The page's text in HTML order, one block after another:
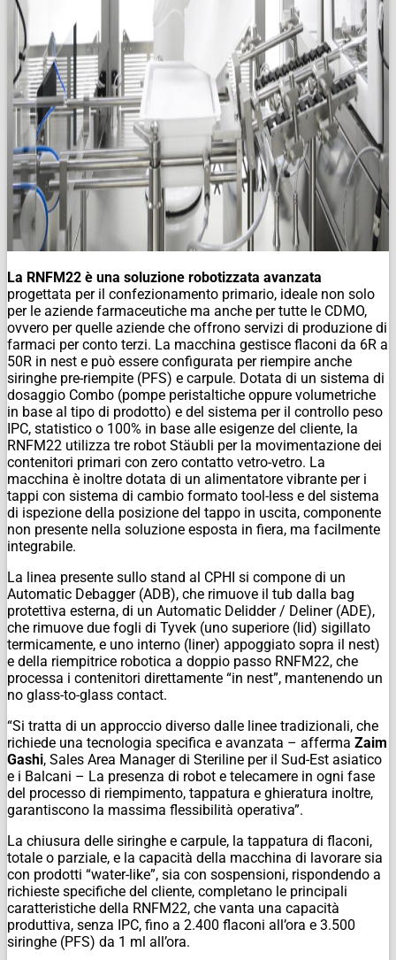
La RNFM22 è una soluzione robotizzata avanzata
progettata per il confezionamento primario, ideale non solo
per le aziende farmaceutiche ma anche per tutte le CDMO,
ovvero per quelle aziende che offrono servizi di produzione di
farmaci per conto terzi. La macchina gestisce flaconi da 6R a
50R in nest e può essere configurata per riempire anche
siringhe pre-riempite (PFS) e carpule. Dotata di un sistema di
dosaggio Combo (pompe peristaltiche oppure volumetriche
in base al tipo di prodotto) e del sistema per il controllo peso
IPC, statistico o 100% in base alle esigenze del cliente, la
RNFM22 utilizza tre robot Stäubli per la movimentazione dei
contenitori primari con zero contatto vetro-vetro. La
macchina è inoltre dotata di un alimentatore vibrante per i
tappi con sistema di cambio formato tool-less e del sistema
di ispezione della posizione del tappo in uscita, componente
non presente nella soluzione esposta in fiera, ma facilmente
integrabile.
La linea presente sullo stand al CPHI si compone di un
Automatic Debagger (ADB), che rimuove il tub dalla bag
protettiva esterna, di un Automatic Delidder / Deliner (ADE),
che rimuove due fogli di Tyvek (uno superiore (lid) sigillato
termicamente, e uno interno (liner) appoggiato sopra il nest)
e della riempitrice robotica a doppio passo RNFM22, che
processa i contenitori direttamente “in nest”, mantenendo un
no glass-to-glass contact.
“Si tratta di un approccio diverso dalle linee tradizionali, che
richiede una tecnologia specifica e avanzata – afferma Zaim
Gashi, Sales Area Manager di Steriline per il Sud-Est asiatico
e i Balcani – La presenza di robot e telecamere in ogni fase
del processo di riempimento, tappatura e ghieratura inoltre,
garantiscono la massima flessibilità operativa”.
La chiusura delle siringhe e carpule, la tappatura di flaconi,
totale o parziale, e la capacità della macchina di lavorare sia
con prodotti “water-like”, sia con sospensioni, rispondendo a
richieste specifiche del cliente, completano le principali
caratteristiche della RNFM22, che vanta una capacità
produttiva, senza IPC, fino a 2.400 flaconi all’ora e 3.500
siringhe (PFS) da 1 ml all’ora.